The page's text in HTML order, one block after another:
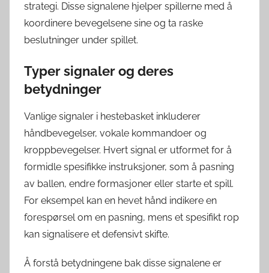
strategi. Disse signalene hjelper spillerne med å
koordinere bevegelsene sine og ta raske
beslutninger under spillet.
Typer signaler og deres
betydninger
Vanlige signaler i hestebasket inkluderer
håndbevegelser, vokale kommandoer og
kroppbevegelser. Hvert signal er utformet for å
formidle spesifikke instruksjoner, som å pasning
av ballen, endre formasjoner eller starte et spill.
For eksempel kan en hevet hånd indikere en
forespørsel om en pasning, mens et spesifikt rop
kan signalisere et defensivt skifte.
Å forstå betydningene bak disse signalene er